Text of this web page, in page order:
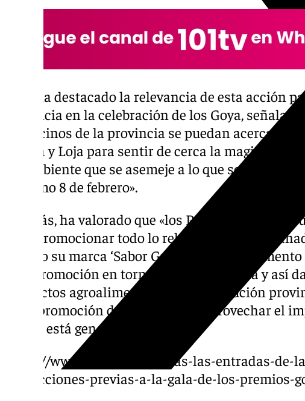
Díaz ha destacado la relevancia de esta acción
provincia en la celebración de los Goya,
los vecinos de la provincia se puedan acercar a
Órgiva y Loja para sentir de cerca la magia de los
un ambiente que se asemeje a lo que se va a
próximo 8 de febrero».
Además, ha valorado que «los Premios Goya
para promocionar todo lo relacionado con
elegido su marca ‘Sabor Granada’ como
esta promoción en torno a la gastronomía y así
productos agroalimentarios. La institución
en la promoción del evento para aprovechar el
que ya está generando».
https://www.101tv.es/agotadas-las-entradas-
proyecciones-previas-a-la-gala-de-los-premios-